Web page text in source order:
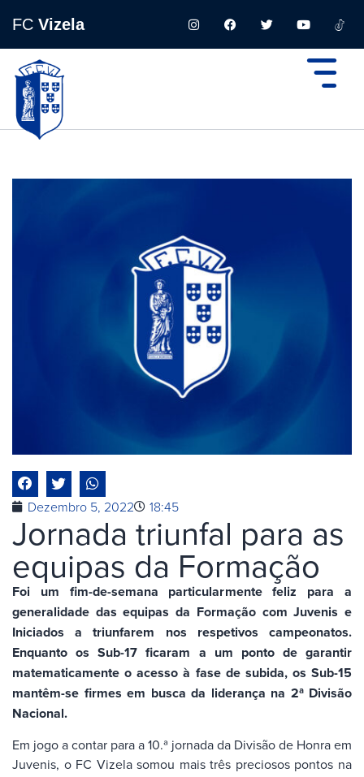
FC Vizela
Dezembro 5, 2022 18:45
Jornada triunfal para as
equipas da Formação
Foi um fim-de-semana particularmente feliz para a
generalidade das equipas da Formação com Juvenis e
Iniciados a triunfarem nos respetivos campeonatos.
Enquanto os Sub-17 ficaram a um ponto de garantir
matematicamente o acesso à fase de subida, os Sub-15
mantêm-se firmes em busca da liderança na 2ª Divisão
Nacional.
Em jogo a contar para a 10.ª jornada da Divisão de Honra em
Juvenis, o FC Vizela somou mais três preciosos pontos na